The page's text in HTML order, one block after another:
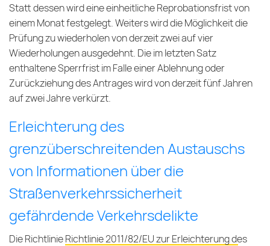
Statt dessen wird eine einheitliche Reprobationsfrist von
einem Monat festgelegt. Weiters wird die Möglichkeit die
Prüfung zu wiederholen von derzeit zwei auf vier
Wiederholungen ausgedehnt. Die im letzten Satz
enthaltene Sperrfrist im Falle einer Ablehnung oder
Zurückziehung des Antrages wird von derzeit fünf Jahren
auf zwei Jahre verkürzt.
Erleichterung des
grenzüberschreitenden Austauschs
von Informationen über die
Straßenverkehrssicherheit
gefährdende Verkehrsdelikte
Die RichtlinieRichtlinie 2011/82/EU zur Erleichterung des